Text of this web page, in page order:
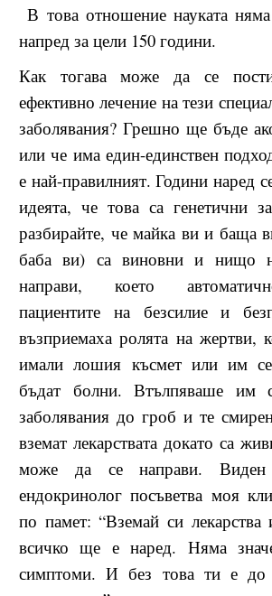
В това отношение науката
напред за цели 150 години.
Как тогава може да се
ефективно лечение на тези
заболявания? Грешно ще бъде
или че има един-единствен
е най-правилният. Години наред
идеята, че това са генетични
разбирайте, че майка ви и баща
баба ви) са виновни и нищо
направи, което
пациентите на безсилие и
възприемаха ролята на жертви,
имали лошия късмет или им
бъдат болни. Втълпяваше им
заболявания до гроб и те
вземат лекарствата докато са
може да се направи.
ендокринолог посъветва моя
по памет: “Вземай си
всичко ще е наред. Няма
симптоми. И без това ти е